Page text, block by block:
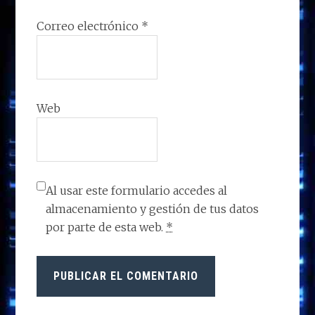
Correo electrónico *
Web
Al usar este formulario accedes al
almacenamiento y gestión de tus datos
por parte de esta web. *